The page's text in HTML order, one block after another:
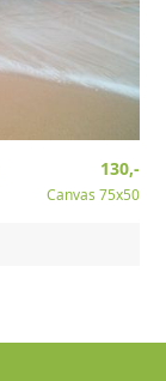
130,-
Canvas 75x50